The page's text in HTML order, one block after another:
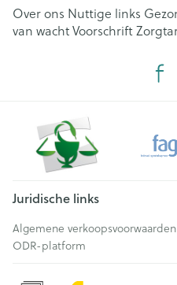
Over ons Nuttige links
van wachtVoorschrift
Juridische links
Algemene verkoopsvoorwaarden
ODR-platform